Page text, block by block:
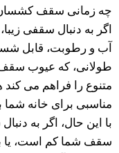
چه زمانی سقف
اگر به دنبال سقفی
آب و رطوبت، قابل
طولانی، که عیوب سقف
متنوع را فراهم می
مناسبی برای خانه شما
با این حال، اگر به
سقف شما کم است،